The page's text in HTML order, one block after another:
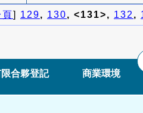
] 129, 130, <131>, 132,
合夥登記 商業環境